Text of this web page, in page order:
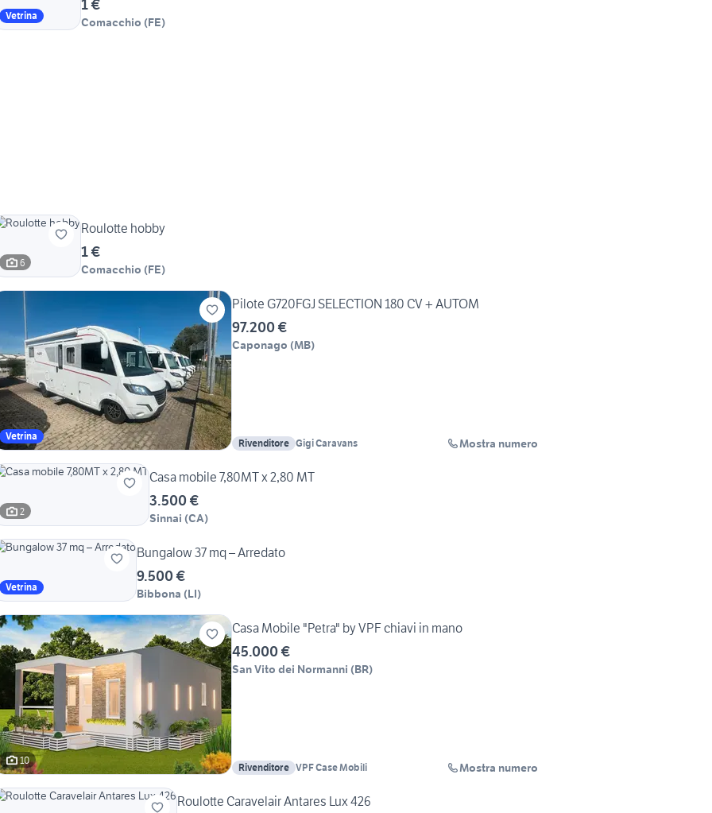
Vetrina
1 €
Comacchio (FE)
6
Roulotte hobby
1 €
Comacchio (FE)
Vetrina
Pilote G720FGJ SELECTION 180 CV + AUTOM
97.200 €
Caponago (MB)
Rivenditore Gigi Caravans Mostra numero
2
Casa mobile 7,80MT x 2,80 MT
3.500 €
Sinnai (CA)
Vetrina
Bungalow 37 mq – Arredato
9.500 €
Bibbona (LI)
10
Casa Mobile "Petra" by VPF chiavi in mano
45.000 €
San Vito dei Normanni (BR)
Rivenditore VPF Case Mobili Mostra numero
Roulotte Caravelair Antares Lux 426